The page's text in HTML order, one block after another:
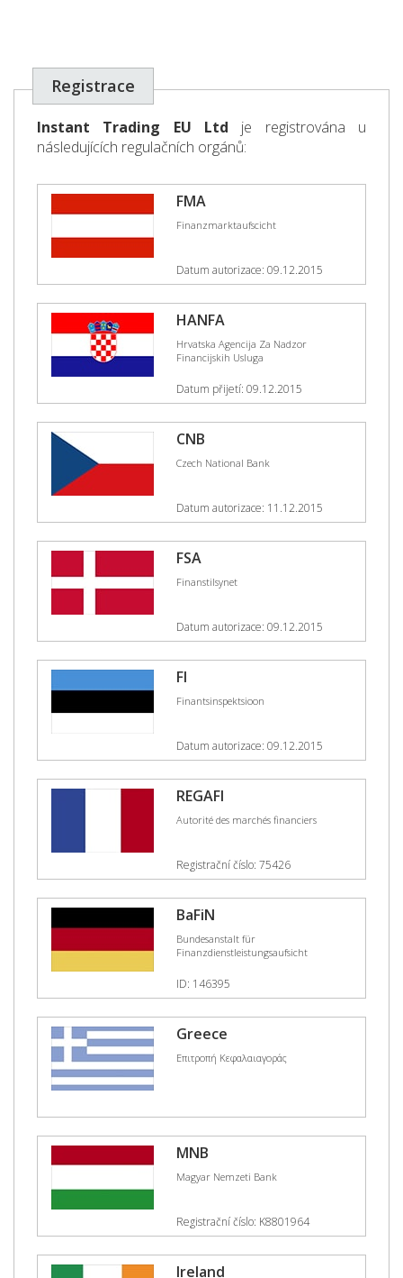
Registrace
Instant Trading EU Ltd je registrována u
následujících regulačních orgánů:
FMA
Finanzmarktaufscicht
Datum autorizace: 09.12.2015
HANFA
Hrvatska Agencija Za Nadzor
Financijskih Usluga
Datum přijetí: 09.12.2015
CNB
Czech National Bank
Datum autorizace: 11.12.2015
FSA
Finanstilsynet
Datum autorizace: 09.12.2015
FI
Finantsinspektsioon
Datum autorizace: 09.12.2015
REGAFI
Autorité des marchés financiers
Registrační číslo: 75426
BaFiN
Bundesanstalt für
Finanzdienstleistungsaufsicht
ID: 146395
Greece
Επιτροπή Κεφαλαιαγοράς
MNB
Magyar Nemzeti Bank
Registrační číslo: K8801964
Ireland